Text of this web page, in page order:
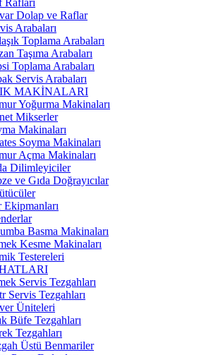
Rafları
Dolap ve Raflar
Arabaları
Toplama Arabaları
Taşıma Arabaları
Toplama Arabaları
Servis Arabaları
MAKİNALARI
Yoğurma Makinaları
Mikserler
Makinaları
Soyma Makinaları
Açma Makinaları
Dilimleyiciler
ve Gıda Doğrayıcılar
Ekipmanları
Basma Makinaları
Kesme Makinaları
Testereleri
Servis Tezgahları
Servis Tezgahları
Üniteleri
Büfe Tezgahları
Tezgahları
Üstü Benmariler